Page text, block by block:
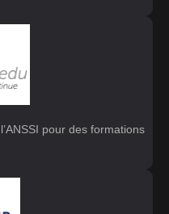
pour des formations